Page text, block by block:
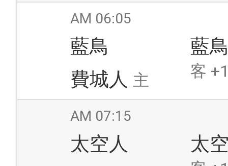
AM 06:05
藍鳥
費城人 主
藍
客
AM 07:15
太空人
太